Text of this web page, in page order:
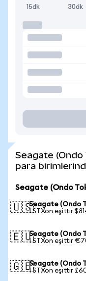
15dk 30dk
Seagate (Ondo
para
Seagate (Ondo
🇺🇸Seagate (Ondo
1 STXon eşittir
🇪🇺Seagate (Ondo
1 STXon eşittir
🇬🇧Seagate (Ondo
1 STXon eşittir